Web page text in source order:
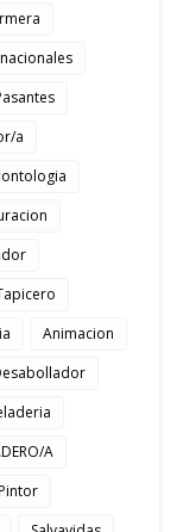
a
Animacion
A